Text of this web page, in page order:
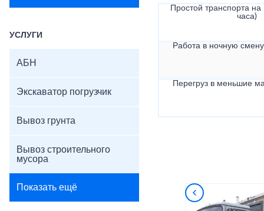
УСЛУГИ
АБН
Экскаватор погрузчик
Вывоз грунта
Вывоз строительного
мусора
Показать ещё
Простой транспорта на
часа)
Работа в ночную
Перегруз в меньшие